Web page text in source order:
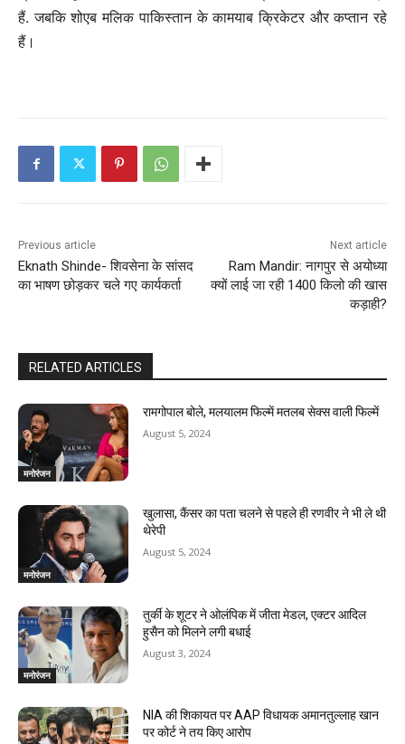
हैं. जबकि शोएब मलिक पाकिस्तान के कामयाब क्रिकेटर और कप्तान रहे
हैं।
Previous article
Eknath Shinde- शिवसेना के सांसद
का भाषण छोड़कर चले गए कार्यकर्ता
Next article
Ram Mandir: नागपुर से अयोध्या
क्यों लाई जा रही 1400 किलो की खास
कड़ाही?
RELATED ARTICLES
मनोरंजन
रामगोपाल बोले, मलयालम फिल्में मतलब सेक्स वाली फिल्में
August 5, 2024
मनोरंजन
खुलासा, कैंसर का पता चलने से पहले ही रणवीर ने भी ले थी
थेरेपी
August 5, 2024
मनोरंजन
तुर्की के शूटर ने ओलंपिक में जीता मेडल, एक्टर आदिल
हुसैन को मिलने लगी बधाई
August 3, 2024
NIA की शिकायत पर AAP विधायक अमानतुल्लाह खान
पर कोर्ट ने तय किए आरोप